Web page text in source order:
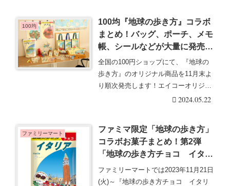
100均
100均『地球の歩き方』コラボ
まとめ！バッグ、ポーチ、メモ
帳、シールなどが大量に発売！
セリア、キャンドゥ、ダイソー
も？
全国の100円ショップにて、『地球の
歩き方』のオリジナル商品を11月末よ
り順次発売します！エイコーオリジナ
ルデザインを使・・・続きを読む
2024.05.22
ファミリーマート
ファミマ限定「地球の歩き方」
コラボお菓子まとめ！第2弾
「地球の歩き方チョコ イタリ
ア編」「地球の歩き方グミ 台
湾編」が11/21~！表紙そっくり
ファミリーマートでは2023年11月21日
(火)～『地球の歩き方チョコ イタリ